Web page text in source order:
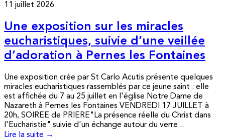
11 juillet 2026
Une exposition sur les miracles
eucharistiques, suivie d’une veillée
d’adoration à Pernes les Fontaines
Une exposition crée par St Carlo Acutis présente quelques
miracles eucharistiques rassemblés par ce jeune saint : elle
est affichée du 7 au 25 juillet en l'église Notre Dame de
Nazareth à Pernes les Fontaines VENDREDI 17 JUILLET à
20h, SOIREE de PRIERE"La présence réelle du Christ dans
l'Eucharistie" suivie d'un échange autour du verre...
Lire la suite →